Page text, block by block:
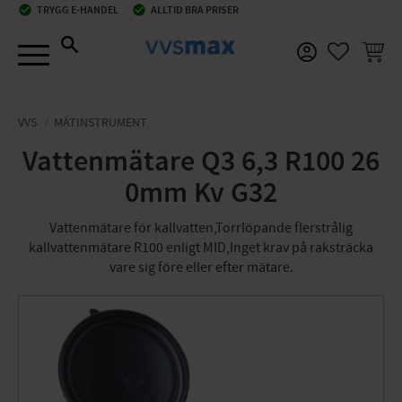
check_circle TRYGG E-HANDEL check_circle ALLTID BRA PRISER
VVS MÄTINSTRUMENT
Vattenmätare Q3 6,3 R100 26
0mm Kv G32
Vattenmätare för kallvatten,Torrlöpande flerstrålig
kallvattenmätare R100 enligt MID,Inget krav på raksträcka
vare sig före eller efter mätare.